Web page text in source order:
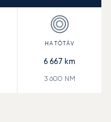
6 667 km
3 600 NM